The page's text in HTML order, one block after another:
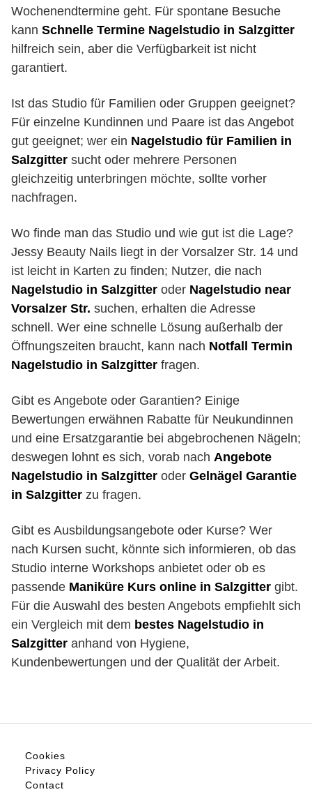
Wochenendtermine geht. Für spontane Besuche
kann Schnelle Termine Nagelstudio in Salzgitter
hilfreich sein, aber die Verfügbarkeit ist nicht
garantiert.
Ist das Studio für Familien oder Gruppen geeignet?
Für einzelne Kundinnen und Paare ist das Angebot
gut geeignet; wer ein Nagelstudio für Familien in
Salzgitter sucht oder mehrere Personen
gleichzeitig unterbringen möchte, sollte vorher
nachfragen.
Wo finde man das Studio und wie gut ist die Lage?
Jessy Beauty Nails liegt in der Vorsalzer Str. 14 und
ist leicht in Karten zu finden; Nutzer, die nach
Nagelstudio in Salzgitter oder Nagelstudio near
Vorsalzer Str. suchen, erhalten die Adresse
schnell. Wer eine schnelle Lösung außerhalb der
Öffnungszeiten braucht, kann nach Notfall Termin
Nagelstudio in Salzgitter fragen.
Gibt es Angebote oder Garantien? Einige
Bewertungen erwähnen Rabatte für Neukundinnen
und eine Ersatzgarantie bei abgebrochenen Nägeln;
deswegen lohnt es sich, vorab nach Angebote
Nagelstudio in Salzgitter oder Gelnägel Garantie
in Salzgitter zu fragen.
Gibt es Ausbildungsangebote oder Kurse? Wer
nach Kursen sucht, könnte sich informieren, ob das
Studio interne Workshops anbietet oder ob es
passende Maniküre Kurs online in Salzgitter gibt.
Für die Auswahl des besten Angebots empfiehlt sich
ein Vergleich mit dem bestes Nagelstudio in
Salzgitter anhand von Hygiene,
Kundenbewertungen und der Qualität der Arbeit.
Cookies
Privacy Policy
Contact